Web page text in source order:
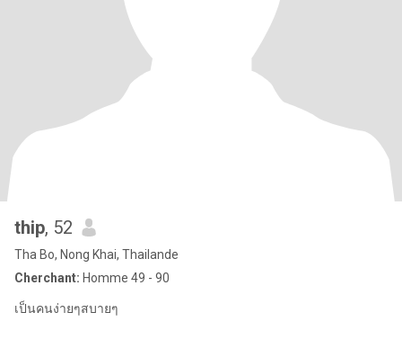
thip, 52
Tha Bo, Nong Khai, Thailande
Cherchant: Homme 49 - 90
เป็นคนง่ายๆสบายๆ